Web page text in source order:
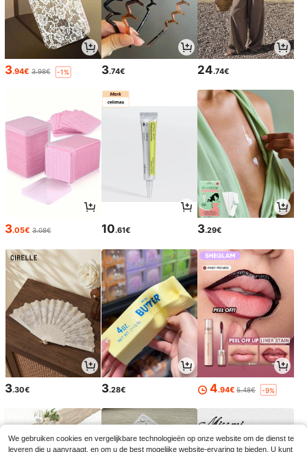
3.94€ 3.98€ -1% 3.74€ 24.74€
3.05€ 3.08€ 10.61€ 3.29€
3.30€ 3.28€ 4.94€ 5.48€ -9%
We gebruiken cookies en vergelijkbare technologieën op onze website om de dienst te
leveren die u aanvraagt, en om u de best mogelijke website-ervaring te bieden. U kunt